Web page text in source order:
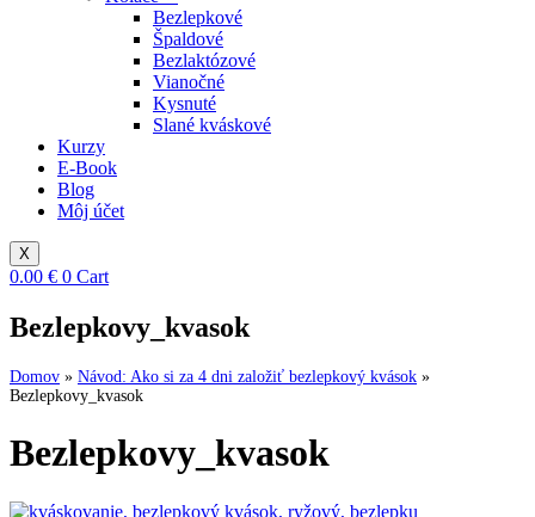
Bezlepkové
Špaldové
Bezlaktózové
Vianočné
Kysnuté
Slané kváskové
Kurzy
E-Book
Blog
Môj účet
X
0.00 € 0 Cart
Bezlepkovy_kvasok
Domov » Návod: Ako si za 4 dni založiť bezlepkový kvások »
Bezlepkovy_kvasok
Bezlepkovy_kvasok